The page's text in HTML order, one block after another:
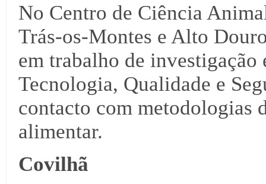
No Centro de Ciência
Trás-os-Montes e Alto
em trabalho de
Tecnologia, Qualidade e
contacto com metodologias
alimentar.
Covilhã